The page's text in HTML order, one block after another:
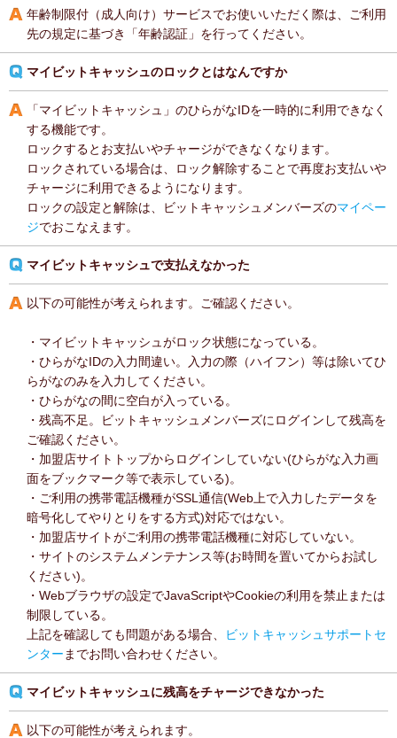
年齢制限付（成人向け）サービスでお使いいただく際は、ご利用
先の規定に基づき「年齢認証」を行ってください。
マイビットキャッシュのロックとはなんですか
「マイビットキャッシュ」のひらがなIDを一時的に利用できなく
する機能です。
ロックするとお支払いやチャージができなくなります。
ロックされている場合は、ロック解除することで再度お支払いや
チャージに利用できるようになります。
ロックの設定と解除は、ビットキャッシュメンバーズのマイペー
ジでおこなえます。
マイビットキャッシュで支払えなかった
以下の可能性が考えられます。ご確認ください。
・マイビットキャッシュがロック状態になっている。
・ひらがなIDの入力間違い。入力の際（ハイフン）等は除いてひ
らがなのみを入力してください。
・ひらがなの間に空白が入っている。
・残高不足。ビットキャッシュメンバーズにログインして残高を
ご確認ください。
・加盟店サイトトップからログインしていない(ひらがな入力画
面をブックマーク等で表示している)。
・ご利用の携帯電話機種がSSL通信(Web上で入力したデータを
暗号化してやりとりをする方式)対応ではない。
・加盟店サイトがご利用の携帯電話機種に対応していない。
・サイトのシステムメンテナンス等(お時間を置いてからお試し
ください)。
・Webブラウザの設定でJavaScriptやCookieの利用を禁止または
制限している。
上記を確認しても問題がある場合、
ビットキャッシュサポートセ
ンター までお問い合わせください。
マイビットキャッシュに残高をチャージできなかった
以下の可能性が考えられます。